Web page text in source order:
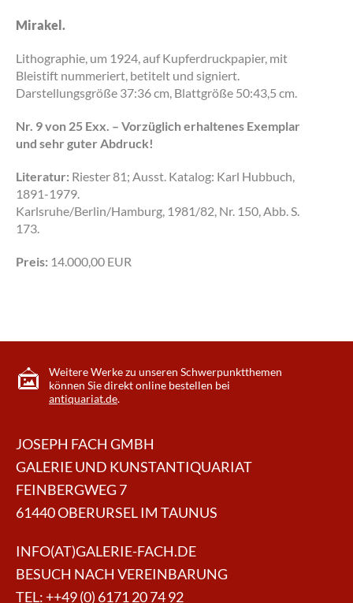
Mirakel.
Lithographie, um 1924, auf Kupferdruckpapier, mit
Bleistift nummeriert, betitelt und signiert.
Darstellungsgröße 37:36 cm, Blattgröße 50:43,5 cm.
Nr. 9 von 25 Exx. – Vorzüglich erhaltenes Exemplar
und sehr guter Abdruck!
Literatur: Riester 81; Ausst. Katalog: Karl Hubbuch,
1891-1979.
Karlsruhe/Berlin/Hamburg, 1981/82, Nr. 150, Abb. S.
173.
Preis: 14.000,00 EUR
Weitere Werke zu unseren Schwerpunktthemen
können Sie direkt online bestellen bei
antiquariat.de.
JOSEPH FACH GMBH
GALERIE UND KUNSTANTIQUARIAT
FEINBERGWEG 7
61440 OBERURSEL IM TAUNUS
INFO(AT)GALERIE-FACH.DE
BESUCH NACH VEREINBARUNG
TEL: ++49 (0) 6171 20 74 92